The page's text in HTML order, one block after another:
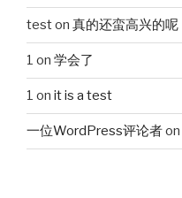
teston 真的还蛮高兴的呢
1 on 学会了
1 on it is a test
一位WordPress评论者on